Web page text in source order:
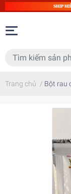
Trang chủ / Bột rau